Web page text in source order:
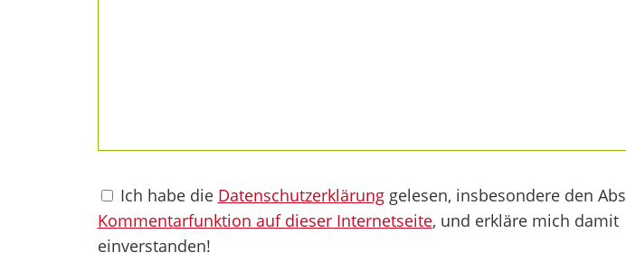
Ich habe die Datenschutzerklärunggelesen, insbesondere den
Kommentarfunktion auf dieser Internetseite, und erkläre mich damit
einverstanden!